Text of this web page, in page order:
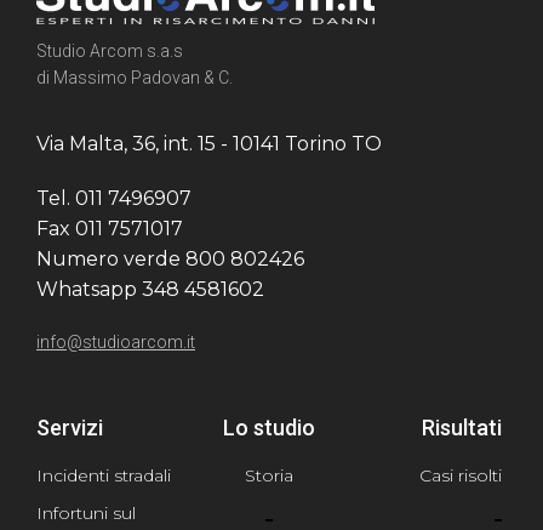
Studio Arcom s.a.s
di Massimo Padovan & C.
Via Malta, 36, int. 15 - 10141 Torino TO
Tel. 011 7496907
Fax 011 7571017
Numero verde 800 802426
Whatsapp 348 4581602
info@studioarcom.it
Servizi
Incidenti stradali
Infortuni sul
Lo studio
Storia
Risultati
Casi risolti